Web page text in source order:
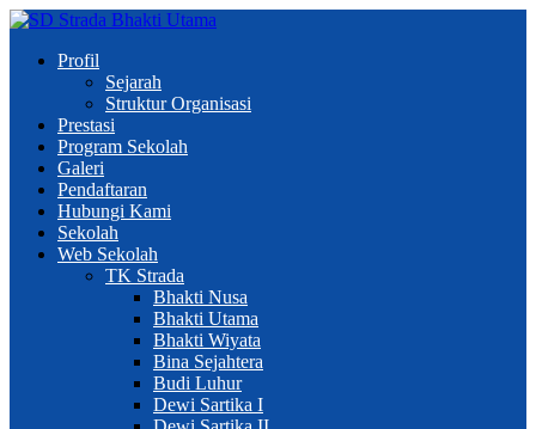
Profil
Sejarah
Struktur Organisasi
Prestasi
Program Sekolah
Galeri
Pendaftaran
Hubungi Kami
Sekolah
Web Sekolah
TK Strada
Bhakti Nusa
Bhakti Utama
Bhakti Wiyata
Bina Sejahtera
Budi Luhur
Dewi Sartika I